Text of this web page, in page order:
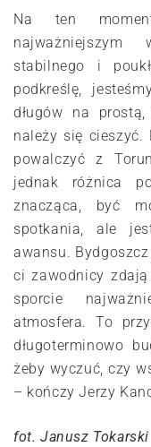
Na ten
stabilnego i
podkreślę,
długów na
należy się cieszyć.
powalczyć z
jednak różnica
znacząca, być
spotkania, ale
awansu.
ci zawodnicy
sporcie
atmosfera. To
długoterminowo
żeby wyczuć, czy
– kończy Jerzy
fot. Janusz Tokarski